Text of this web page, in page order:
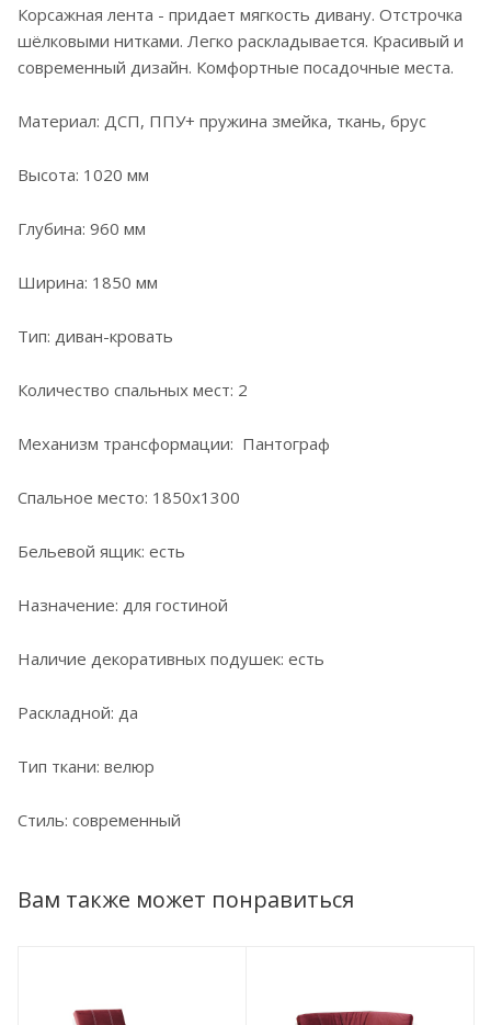
Корсажная лента - придает мягкость дивану. Отстрочка
шёлковыми нитками. Легко раскладывается. Красивый и
современный дизайн. Комфортные посадочные места.
Материал: ДСП, ППУ+ пружина змейка, ткань, брус
Высота: 1020 мм
Глубина: 960 мм
Ширина: 1850 мм
Тип: диван-кровать
Количество спальных мест: 2
Механизм трансформации: Пантограф
Спальное место: 1850х1300
Бельевой ящик: есть
Назначение: для гостиной
Наличие декоративных подушек: есть
Раскладной: да
Тип ткани: велюр
Стиль: современный
Вам также может понравиться